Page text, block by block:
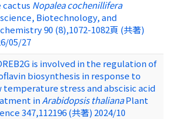
cactus Nopalea cochenillifera
Biotechnology, and
90 (8),1072-1082頁 (共著)
05/27
is involved in the regulation of
biosynthesis in response to
temperature stress and abscisic acid
inArabidopsis thalianaPlant
347,112196 (共著) 2024/10